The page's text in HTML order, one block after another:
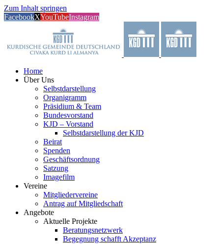
Zum Inhalt springen
FacebookXYouTubeInstagram
Home
Über Uns
Selbstdarstellung
Organigramm
Präsidium & Team
Bundesvorstand
KJD – Vorstand
Selbstdarstellung der KJD
Beirat
Spenden
Geschäftsordnung
Satzung
Imagefilm
Vereine
Mitgliedervereine
Antrag auf Mitgliedschaft
Angebote
Aktuelle Projekte
Beratungsnetzwerk
Begegnung schafft Akzeptanz